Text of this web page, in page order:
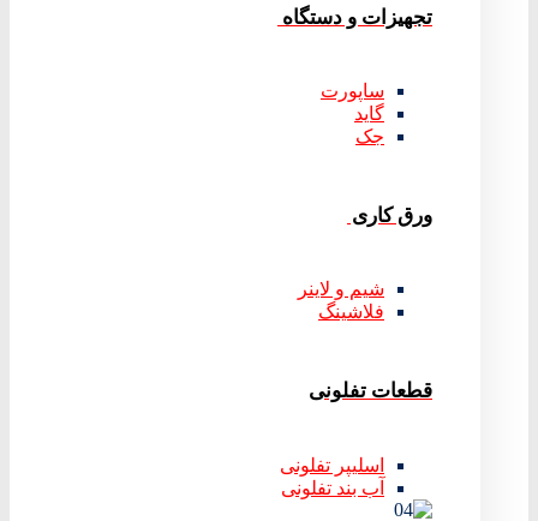
تجهیزات و دستگاه
ساپورت
گاید
جک
ورق کاری
شیم و لاینر
فلاشینگ
قطعات تفلونی
اسلیپر تفلونی
آب بند تفلونی